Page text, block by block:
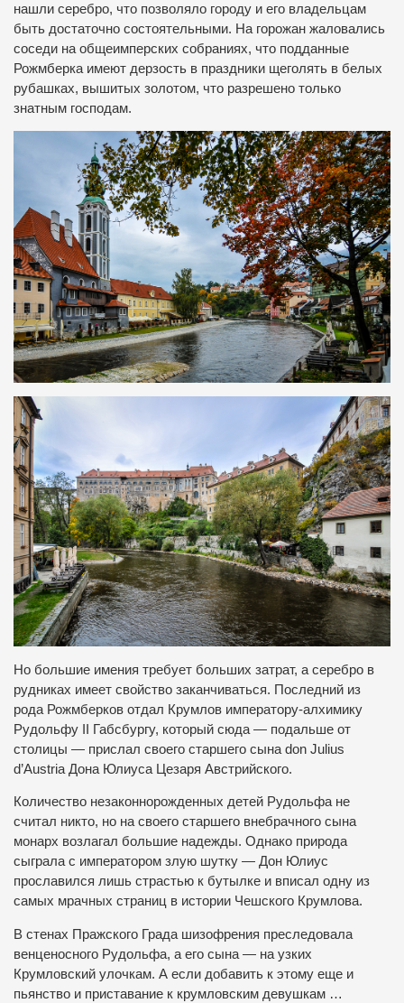
нашли серебро, что позволяло городу и его владельцам
быть достаточно состоятельными. На горожан жаловались
соседи на общеимперских собраниях, что подданные
Рожмберка имеют дерзость в праздники щеголять в белых
рубашках, вышитых золотом, что разрешено только
знатным господам.
Но большие имения требует больших затрат, а серебро в
рудниках имеет свойство заканчиваться. Последний из
рода Рожмберков отдал Крумлов императору-алхимику
Рудольфу II Габсбургу, который сюда — подальше от
столицы — прислал своего старшего сына don Julius
d’Austria Дона Юлиуса Цезаря Австрийского.
Количество незаконнорожденных детей Рудольфа не
считал никто, но на своего старшего внебрачного сына
монарх возлагал большие надежды. Однако природа
сыграла с императором злую шутку — Дон Юлиус
прославился лишь страстью к бутылке и вписал одну из
самых мрачных страниц в истории Чешского Крумлова.
В стенах Пражского Града шизофрения преследовала
венценосного Рудольфа, а его сына — на узких
Крумловский улочкам. А если добавить к этому еще и
пьянство и приставание к крумловским девушкам …